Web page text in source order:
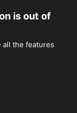
is out of
all the features